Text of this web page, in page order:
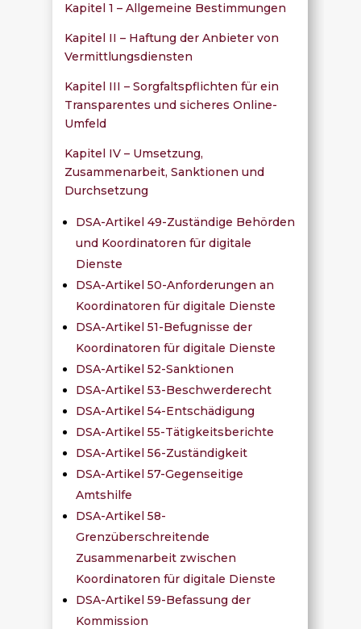
Kapitel 1 – Allgemeine Bestimmungen
Kapitel II – Haftung der Anbieter von
Vermittlungsdiensten
Kapitel III – Sorgfaltspflichten für ein
Transparentes und sicheres Online-
Umfeld
Kapitel IV – Umsetzung,
Zusammenarbeit, Sanktionen und
Durchsetzung
DSA-Artikel 49-Zuständige Behörden
und Koordinatoren für digitale
Dienste
DSA-Artikel 50-Anforderungen an
Koordinatoren für digitale Dienste
DSA-Artikel 51-Befugnisse der
Koordinatoren für digitale Dienste
DSA-Artikel 52-Sanktionen
DSA-Artikel 53-Beschwerderecht
DSA-Artikel 54-Entschädigung
DSA-Artikel 55-Tätigkeitsberichte
DSA-Artikel 56-Zuständigkeit
DSA-Artikel 57-Gegenseitige
Amtshilfe
DSA-Artikel 58-
Grenzüberschreitende
Zusammenarbeit zwischen
Koordinatoren für digitale Dienste
DSA-Artikel 59-Befassung der
Kommission